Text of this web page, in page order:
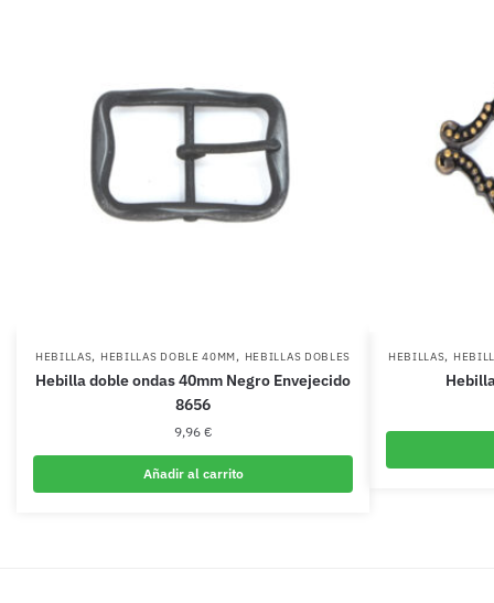
HEBILLAS, HEBILLAS DOBLE 40MM, HEBILLAS DOBLES
Hebilla doble ondas 40mm Negro Envejecido
8656
9,96 €
Añadir al carrito
HEBILLAS,